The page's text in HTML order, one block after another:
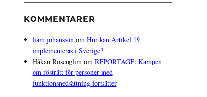
KOMMENTARER
liam johanssonom Hur kan Artikel 19
implementeras i Sverige?
Håkan Rosenglimom REPORTAGE: Kampen
om rösträtt för personer med
funktionsnedsättning fortsätter